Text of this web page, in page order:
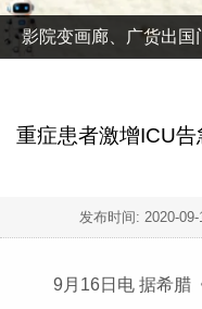
影院变画廊、广货出国
重症患者激增ICU
发布时间: 2020-
9月16日电 据希腊《